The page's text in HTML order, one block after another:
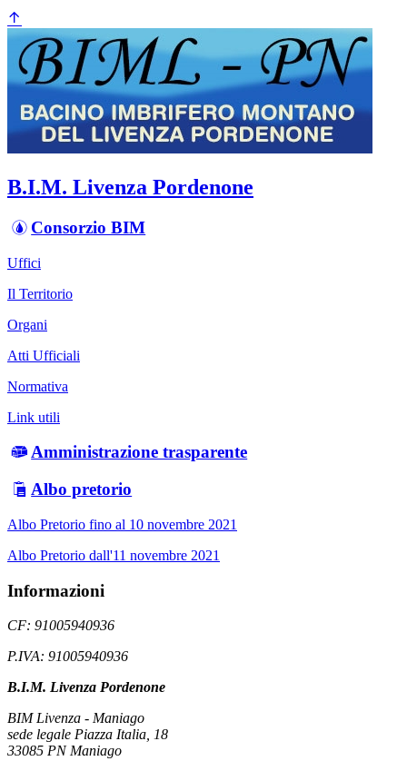
B.I.M. Livenza Pordenone
Consorzio BIM
Uffici
Il Territorio
Organi
Atti Ufficiali
Normativa
Link utili
Amministrazione trasparente
Albo pretorio
Albo Pretorio fino al 10 novembre 2021
Albo Pretorio dall'11 novembre 2021
Informazioni
CF: 91005940936
P.IVA: 91005940936
B.I.M. Livenza Pordenone
BIM Livenza - Maniago
sede legale Piazza Italia, 18
33085 PN Maniago